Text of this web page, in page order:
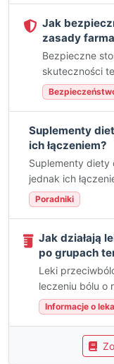
Jak
zasady
Bezpieczne
skuteczności
Suplementy
ich łączeniem?
Suplementy diety
jednak ich
Poradniki
Jak działają
po grupach
Leki
leczeniu bólu o
Informacje o